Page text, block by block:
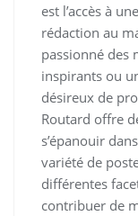
est l’accès à
rédaction au
passionné des
inspirants ou
désireux de
Routard offre
s’épanouir
variété de
différentes
contribuer de